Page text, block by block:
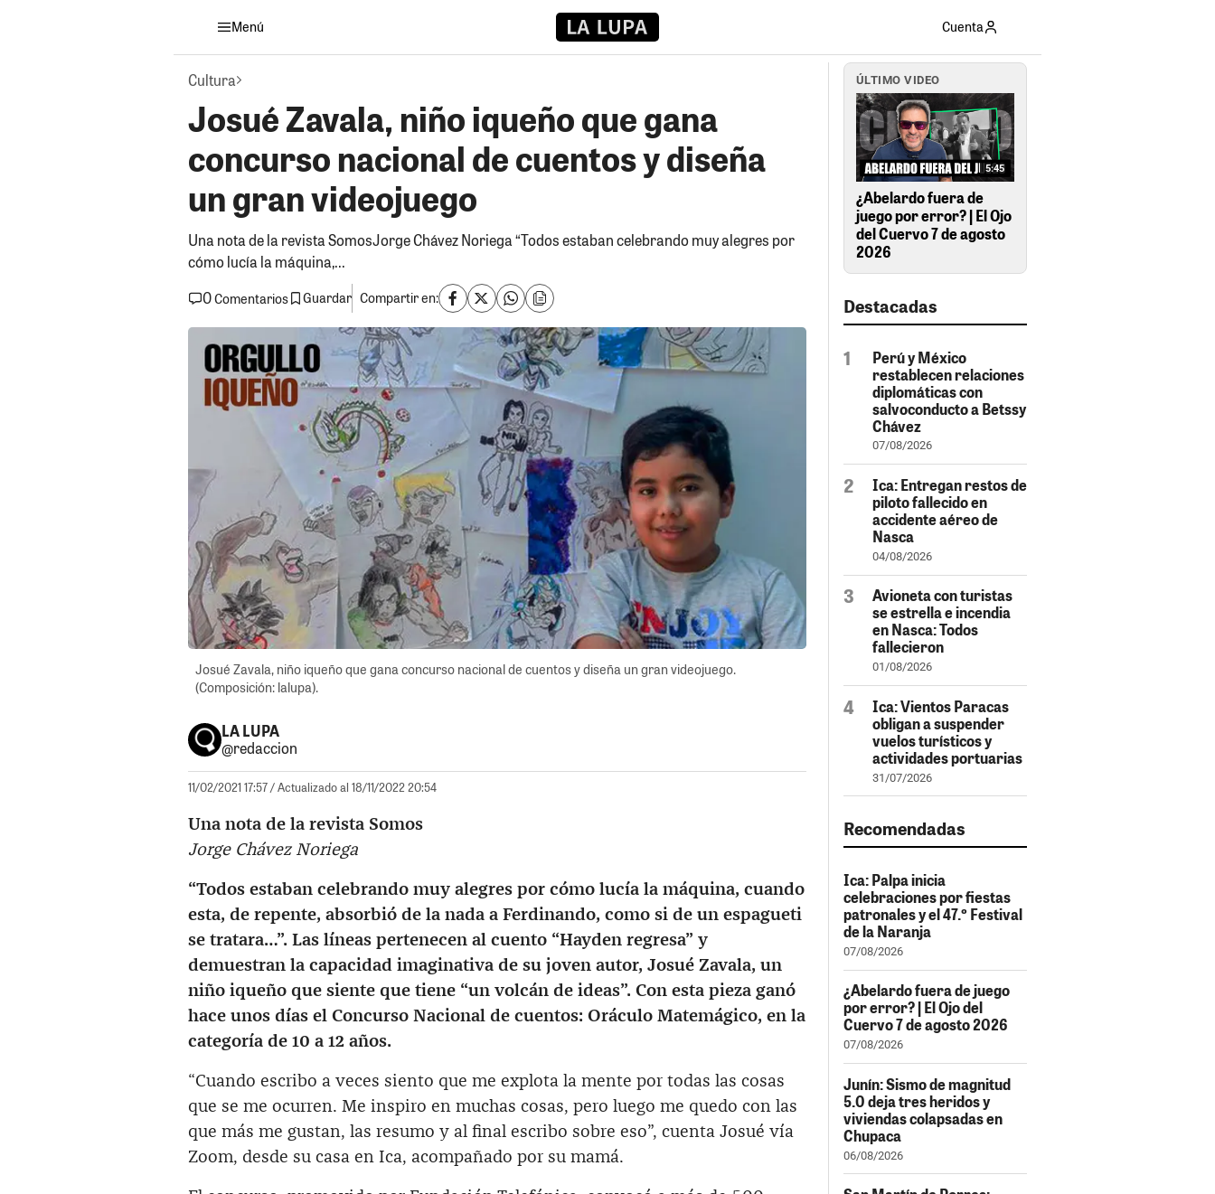
Menú Cuenta
Cultura
Josué Zavala, niño iqueño que gana
concurso nacional de cuentos y diseña
un gran videojuego
Una nota de la revista SomosJorge Chávez Noriega “Todos estaban celebrando muy alegres por
cómo lucía la máquina,...
0Comentarios Guardar Compartir en:
Josué Zavala, niño iqueño que gana concurso nacional de cuentos y diseña un gran videojuego.
(Composición: lalupa).
LA LUPA
@redaccion
11/02/2021 17:57/ Actualizado al 18/11/2022 20:54
Una nota de la revista Somos
Jorge Chávez Noriega
“Todos estaban celebrando muy alegres por cómo lucía la máquina, cuando
esta, de repente, absorbió de la nada a Ferdinando, como si de un espagueti
se tratara…”. Las líneas pertenecen al cuento “Hayden regresa” y
demuestran la capacidad imaginativa de su joven autor, Josué Zavala, un
niño iqueño que siente que tiene “un volcán de ideas”. Con esta pieza ganó
hace unos días el Concurso Nacional de cuentos: Oráculo Matemágico, en la
categoría de 10 a 12 años.
“Cuando escribo a veces siento que me explota la mente por todas las cosas
que se me ocurren. Me inspiro en muchas cosas, pero luego me quedo con las
que más me gustan, las resumo y al final escribo sobre eso”, cuenta Josué vía
Zoom, desde su casa en Ica, acompañado por su mamá.
ÚLTIMO VIDEO
5:45
¿Abelardo fuera de
juego por error? | El Ojo
del Cuervo 7 de agosto
2026
Destacadas
Perú y México
restablecen relaciones
diplomáticas con
salvoconducto a Betssy
Chávez
07/08/2026
Ica: Entregan restos de
piloto fallecido en
accidente aéreo de
Nasca
04/08/2026
Avioneta con turistas
se estrella e incendia
en Nasca: Todos
fallecieron
01/08/2026
Ica: Vientos Paracas
obligan a suspender
vuelos turísticos y
actividades portuarias
31/07/2026
Recomendadas
Ica: Palpa inicia
celebraciones por fiestas
patronales y el 47.º Festival
de la Naranja
07/08/2026
¿Abelardo fuera de juego
por error? | El Ojo del
Cuervo 7 de agosto 2026
07/08/2026
Junín: Sismo de magnitud
5.0 deja tres heridos y
viviendas colapsadas en
Chupaca
06/08/2026